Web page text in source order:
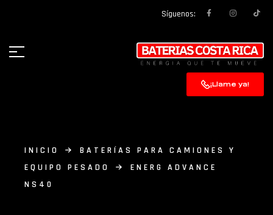
Síguenos:
¡Llame ya!
INICIO
BATERÍAS PARA CAMIONES Y
EQUIPO PESADO
ENERG ADVANCE
NS40